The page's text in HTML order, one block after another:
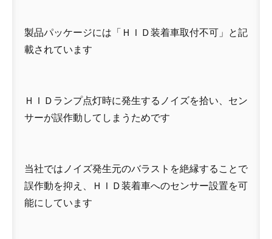
製品パッケージには「ＨＩＤ装着車取付不可」と記
載されています
ＨＩＤランプ点灯時に発生するノイズを拾い、セン
サーが誤作動してしまうためです
当社ではノイズ発生元のバラストを絶縁することで
誤作動を抑え、ＨＩＤ装着車へのセンサー設置を可
能にしています